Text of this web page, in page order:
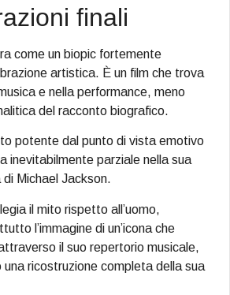
finali
come un biopic fortemente
artistica. È un film che trova
e nella performance, meno
del racconto biografico.
potente dal punto di vista emotivo
inevitabilmente parziale nella sua
Michael Jackson.
il mito rispetto all’uomo,
l’immagine di un’icona che
il suo repertorio musicale,
ricostruzione completa della sua